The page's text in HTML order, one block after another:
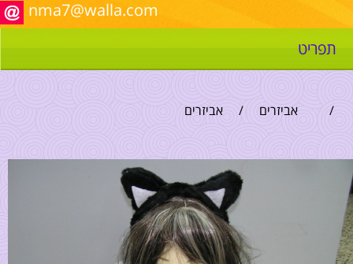
nma7@walla.com
תפריט
/ אביזרים / אביזרים